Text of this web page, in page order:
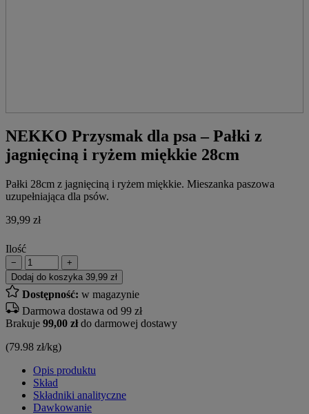
NEKKO Przysmak dla psa – Pałki z
jagnięciną i ryżem miękkie 28cm
Pałki 28cm z jagnięciną i ryżem miękkie. Mieszanka paszowa
uzupełniająca dla psów.
39,99 zł
Ilość
−
+
Dodaj do koszyka 39,99 zł
Dostępność: w magazynie
Darmowa dostawa od 99 zł
Brakuje 99,00 złdo darmowej dostawy
(79.98 zł/kg)
Opis produktu
Skład
Składniki analityczne
Dawkowanie